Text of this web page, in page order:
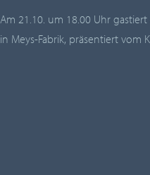
Am 21.10. um 18.00 Uhr
in Meys-Fabrik, präsentiert vom